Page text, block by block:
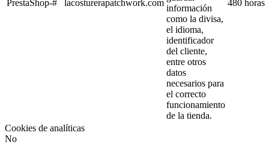
PrestaShop-# lacosturerapatchwork.com
información
como la divisa,
el idioma,
identificador
del cliente,
entre otros
datos
necesarios para
el correcto
funcionamiento
de la tienda.
480 horas
Cookies de analíticas
No